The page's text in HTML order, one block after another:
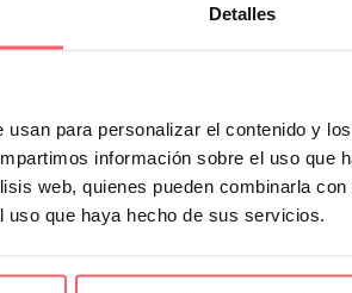
Detalles
para personalizar el contenido y
información sobre el uso que
web, quienes pueden combinarla
uso que haya hecho de sus servicios.